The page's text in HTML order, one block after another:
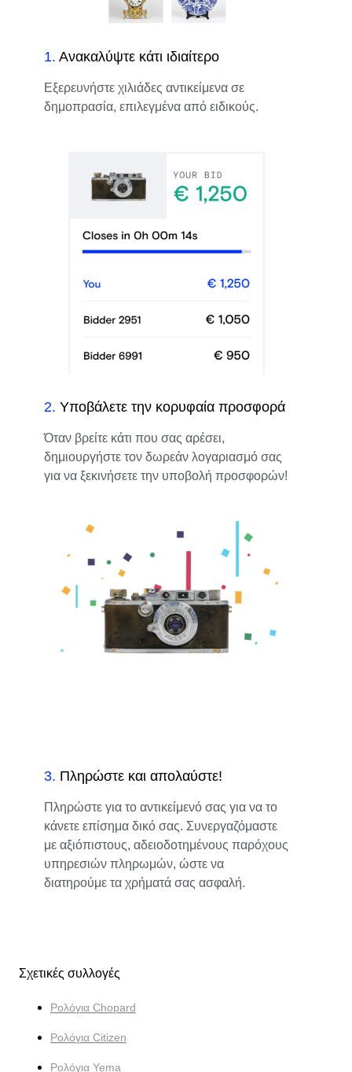
1. Ανακαλύψτε κάτι ιδιαίτερο
Εξερευνήστε χιλιάδες αντικείμενα σε
δημοπρασία, επιλεγμένα από ειδικούς.
2. Υποβάλετε την κορυφαία προσφορά
Όταν βρείτε κάτι που σας αρέσει,
δημιουργήστε τον δωρεάν λογαριασμό σας
για να ξεκινήσετε την υποβολή προσφορών!
3. Πληρώστε και απολαύστε!
Πληρώστε για το αντικείμενό σας για να το
κάνετε επίσημα δικό σας. Συνεργαζόμαστε
με αξιόπιστους, αδειοδοτημένους παρόχους
υπηρεσιών πληρωμών, ώστε να
διατηρούμε τα χρήματά σας ασφαλή.
Σχετικές συλλογές
Ρολόγια Chopard
Ρολόγια Citizen
Ρολόγια Yema